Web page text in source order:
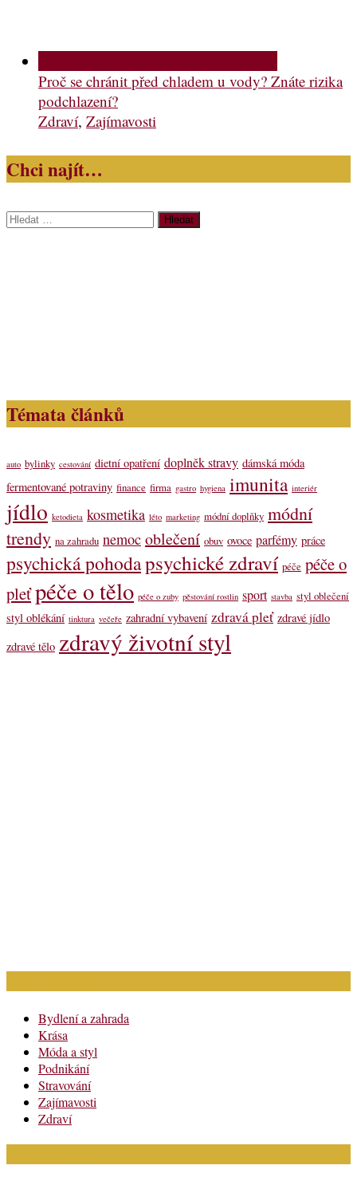
Proč se chránit před chladem u vody? Znáte rizika
podchlazení?
Zdraví, Zajímavosti
Chci najít…
Vyhledávání
Témata článků
auto bylinky cestování dietní opatření doplněk stravy dámská móda
fermentované potraviny finance firma gastro hygiena imunita interiér
jídlo ketodieta kosmetika léto marketing módní doplňky módní
trendy na zahradu nemoc oblečení obuv ovoce parfémy práce
psychická pohodapsychické zdraví péče péče o
pleťpéče o tělo péče o zuby pěstování rostlin sport stavba styl oblečení
styl oblékání tinktura večeře zahradní vybavení zdravá pleť zdravé jídlo
zdravé tělo zdravý životní styl
Bydlení a zahrada
Krása
Móda a styl
Podnikání
Stravování
Zajímavosti
Zdraví